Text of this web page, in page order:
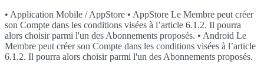
• Application Mobile / AppStore • AppStore Le Membre peut créer
son Compte dans les conditions visées à l’article 6.1.2. Il pourra
alors choisir parmi l'un des Abonnements proposés. • Android Le
Membre peut créer son Compte dans les conditions visées à l’article
6.1.2. Il pourra alors choisir parmi l'un des Abonnements proposés.